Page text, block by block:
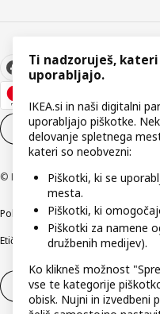
Nastavitve piškotkov
© Inter IKEA Systems B.V.
Politika zasebnostiPravilnik o
Etično odkrivanje varnostnih
Odstop od pogodbe
Ti nadzoruješ,
uporabljajo.
IKEA.si in naši digitalni
uporabljajo piškotke.
delovanje spletnega
kateri so neobvezni:
Piškotki, ki se
mesta.
Piškotki, ki
Piškotki za namene
družbenih medijev).
Ko klikneš možnost
vse te kategorije
obisk. Nujni in izvedbeni